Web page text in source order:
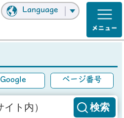
Language
Google ページ番号